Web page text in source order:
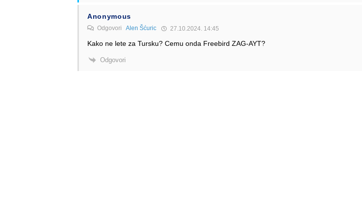
Anonymous
Odgovori Alen Šćuric 27.10.2024. 14:45
Kako ne lete za Tursku? Cemu onda Freebird ZAG-AYT?
Odgovori